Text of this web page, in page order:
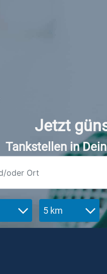
Jetzt
Tankstellen in
5 km